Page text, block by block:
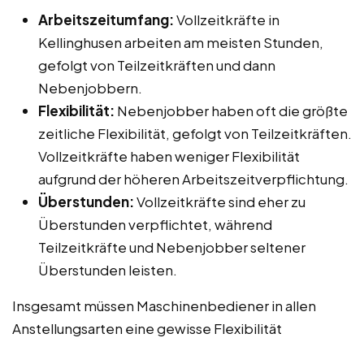
Arbeitszeitumfang:Vollzeitkräfte in
Kellinghusen arbeiten am meisten Stunden,
gefolgt von Teilzeitkräften und dann
Nebenjobbern.
Flexibilität: Nebenjobber haben oft die größte
zeitliche Flexibilität, gefolgt von Teilzeitkräften.
Vollzeitkräfte haben weniger Flexibilität
aufgrund der höheren Arbeitszeitverpflichtung.
Überstunden:Vollzeitkräfte sind eher zu
Überstunden verpflichtet, während
Teilzeitkräfte und Nebenjobber seltener
Überstunden leisten.
Insgesamt müssen Maschinenbediener in allen
Anstellungsarten eine gewisse Flexibilität